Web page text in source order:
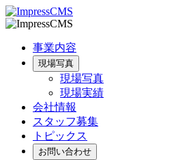
事業内容
現場写真
現場写真
現場実績
会社情報
スタッフ募集
トピックス
お問い合わせ